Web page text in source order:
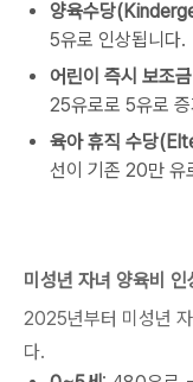
양육수당
5유로 인상됩니다.
어린이 즉시 보
25유로로 5유로
육아 휴직 수당
선이 기존 20만 유
미성년 자녀 양육비 인
2025년부터 미성년
다.